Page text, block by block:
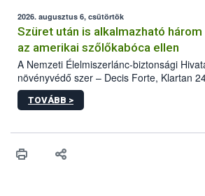
az intenzív felderítést, emellett az
hatósággal is összehangolják a terjedés
2026. augusztus 6, csütörtök
Szüret után is alkalmazható
az amerikai szőlőkabóca ellen
A Nemzeti Élelmiszerlánc-biztonsági
növényvédő szer – Decis Forte, Klartan
engedélyokiratát módosította, így azok a
egészen a vesszőérettség (BBCH 91)
érésű szőlőkben is legyen lehetőség a
felhasználók számára is elérhető és
TOVÁBB >